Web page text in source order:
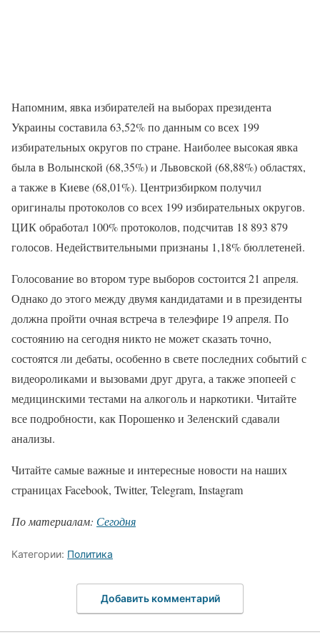
Напомним, явка избирателей на выборах президента
Украины составила 63,52% по данным со всех 199
избирательных округов по стране. Наиболее высокая явка
была в Волынской (68,35%) и Львовской (68,88%) областях,
а также в Киеве (68,01%). Центризбирком получил
оригиналы протоколов со всех 199 избирательных округов.
ЦИК обработал 100% протоколов, подсчитав 18 893 879
голосов. Недействительными признаны 1,18% бюллетеней.
Голосование во втором туре выборов состоится 21 апреля.
Однако до этого между двумя кандидатами и в президенты
должна пройти очная встреча в телеэфире 19 апреля. По
состоянию на сегодня никто не может сказать точно,
состоятся ли дебаты, особенно в свете последних событий с
видеороликами и вызовами друг друга, а также эпопеей с
медицинскими тестами на алкоголь и наркотики. Читайте
все подробности, как Порошенко и Зеленский сдавали
анализы.
Читайте самые важные и интересные новости на наших
страницах Facebook, Twitter, Telegram, Instagram
По материалам: Сегодня
Категории: Политика
Добавить комментарий